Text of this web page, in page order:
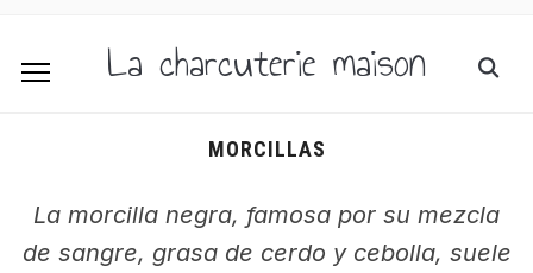
La charcuterie maison
MORCILLAS
La morcilla negra, famosa por su mezcla
de sangre, grasa de cerdo y cebolla, suele